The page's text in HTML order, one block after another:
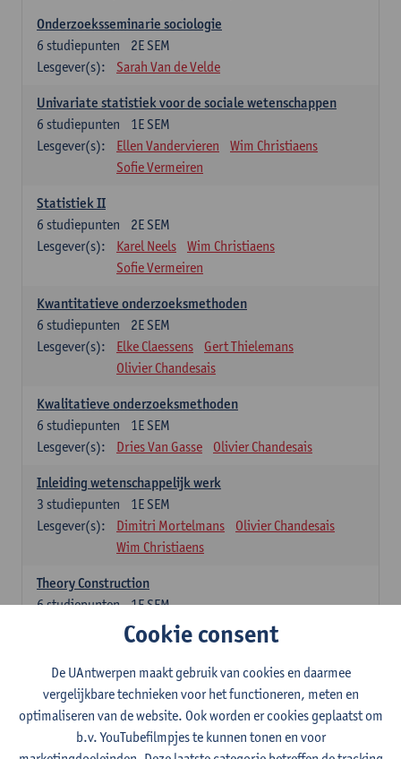
Onderzoeksseminarie sociologie
2E SEM
6 studiepunten
Lesgever(s):
Sarah Van de Velde
Univariate statistiek voor de sociale wetenschappen
1E SEM
6 studiepunten
Lesgever(s):
Ellen Vandervieren
Wim Christiaens
Sofie Vermeiren
Statistiek II
2E SEM
6 studiepunten
Lesgever(s):
Karel Neels
Wim Christiaens
Sofie Vermeiren
Kwantitatieve onderzoeksmethoden
2E SEM
6 studiepunten
Lesgever(s):
Elke Claessens
Gert Thielemans
Olivier Chandesais
Kwalitatieve onderzoeksmethoden
1E SEM
6 studiepunten
Lesgever(s):
Dries Van Gasse Olivier Chandesais
Inleiding wetenschappelijk werk
1E SEM
3 studiepunten
Lesgever(s):
Dimitri Mortelmans
Olivier Chandesais
Wim Christiaens
Theory Construction
1E SEM
6studiepunten
Reda Mahajar
Algemeen vormende opleidingsonderdelen (15
studiepunten)
Sociale ongelijkheid: klasse, gender, etniciteit
1E SEM
3
studiepunten
Cookie consent
De UAntwerpen maakt gebruik van cookies en daarmee
vergelijkbare technieken voor het functioneren, meten en
optimaliseren van de website. Ook worden er cookies geplaatst om
b.v. YouTubefilmpjes te kunnen tonen en voor